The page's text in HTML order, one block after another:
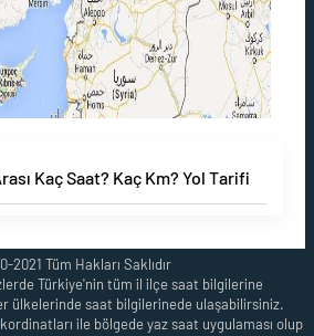
Kaç Saat? Kaç Km? Yol Tarifi
2021 Tüm Hakları Saklıdır
Türkiye'nin tüm il ilçe saat bilgilerine
ülkelerinde saat bilgilerinede ulaşabilirsiniz.
ile bölgede yaz saat uygulaması olup